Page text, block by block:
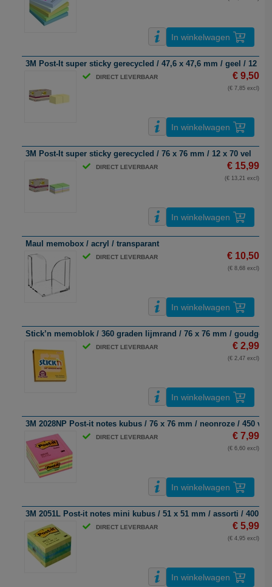
In winkelwagen
3M Post-It super sticky gerecycled / 47,6 x 47,6 mm / geel / 12 x
DIRECT LEVERBAAR € 9,50
(€ 7,85 excl)
In winkelwagen
3M Post-It super sticky gerecycled / 76 x 76 mm / 12 x 70 vel
DIRECT LEVERBAAR € 15,99
(€ 13,21 excl)
In winkelwagen
Maul memobox / acryl / transparant
DIRECT LEVERBAAR € 10,50
(€ 8,68 excl)
In winkelwagen
Stick’n memoblok / 360 graden lijmrand / 76 x 76 mm / goudgeel
DIRECT LEVERBAAR € 2,99
(€ 2,47 excl)
In winkelwagen
3M 2028NP Post-it notes kubus / 76 x 76 mm / neonroze / 450 vel
DIRECT LEVERBAAR € 7,99
(€ 6,60 excl)
In winkelwagen
3M 2051L Post-it notes mini kubus / 51 x 51 mm / assorti / 400 vel
DIRECT LEVERBAAR € 5,99
(€ 4,95 excl)
In winkelwagen